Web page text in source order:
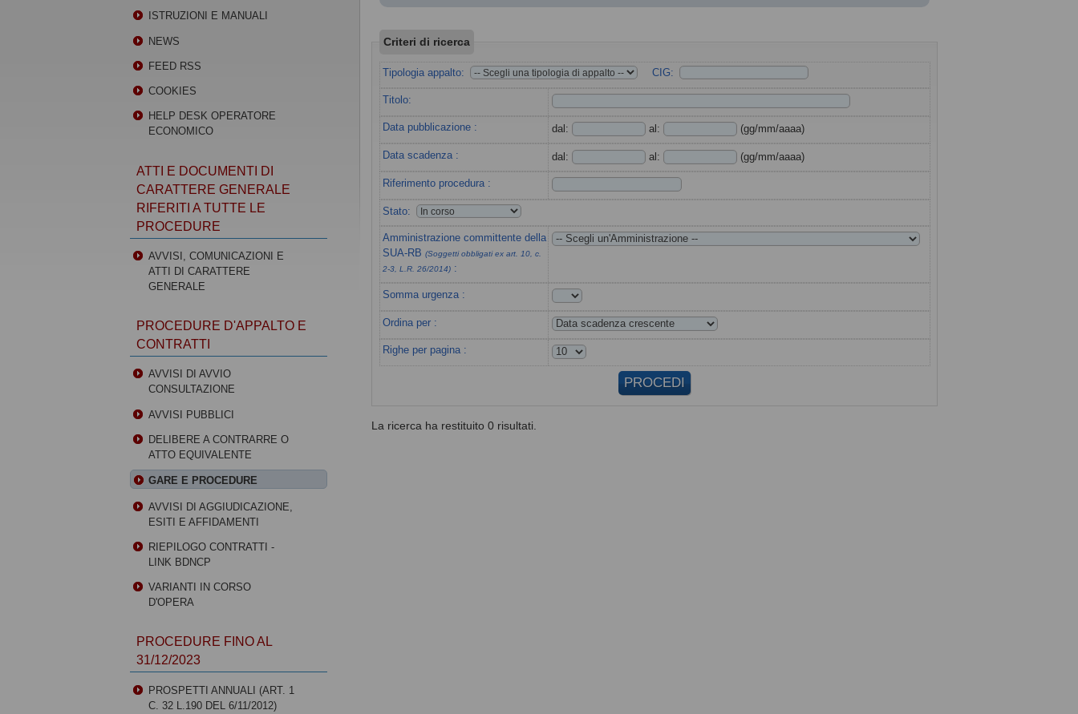
Criteri di ricerca
Tipologia appalto: CIG:
Titolo:
Data pubblicazione : dal: al: (gg/mm/aaaa)
Data scadenza : dal: al: (gg/mm/aaaa)
Riferimento procedura :
Stato:
Amministrazione committente della
SUA-RB(Soggetti obbligati ex art. 10, c.
2-3, L.R. 26/2014) :
Somma urgenza :
Ordina per :
Righe per pagina :
La ricerca ha restituito 0 risultati.
ISTRUZIONI E MANUALI
NEWS
FEED RSS
COOKIES
HELP DESK OPERATORE
ECONOMICO
ATTI E DOCUMENTI DI
CARATTERE GENERALE
RIFERITI A TUTTE LE
PROCEDURE
AVVISI, COMUNICAZIONI E
ATTI DI CARATTERE
GENERALE
PROCEDURE D'APPALTO E
CONTRATTI
AVVISI DI AVVIO
CONSULTAZIONE
AVVISI PUBBLICI
DELIBERE A CONTRARRE O
ATTO EQUIVALENTE
GARE E PROCEDURE
AVVISI DI AGGIUDICAZIONE,
ESITI E AFFIDAMENTI
RIEPILOGO CONTRATTI -
LINK BDNCP
VARIANTI IN CORSO
D'OPERA
PROCEDURE FINO AL
31/12/2023
PROSPETTI ANNUALI (ART. 1
C. 32 L.190 DEL 6/11/2012)